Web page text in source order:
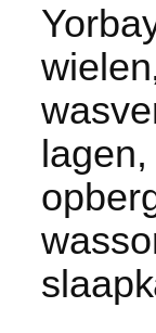
lagen,